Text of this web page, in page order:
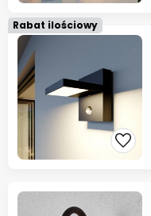
Rabat ilościowy